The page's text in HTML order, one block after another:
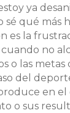
ya
qué más
es la
no
o las metas
del
en
o sus